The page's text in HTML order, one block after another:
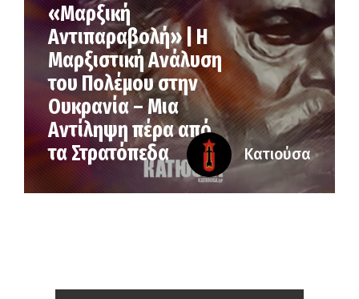
«Μαρξική
Αντιπαραβολή» | Η
Μαρξιστική Ανάλυση
του Πολέμου στην
Ουκρανία – Μια
Αντίληψη πέρα από
τα Στρατόπεδα
Κατιούσα